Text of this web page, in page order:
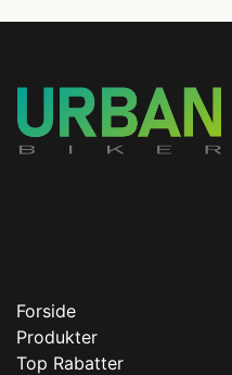
Forside
Produkter
Top Rabatter